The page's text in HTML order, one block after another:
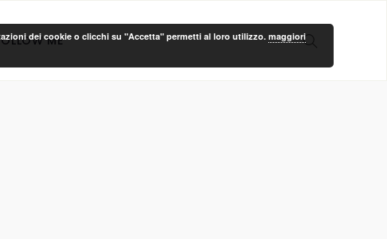
ME
dei cookie o clicchi su "Accetta" permetti al loro utilizzo. maggiori